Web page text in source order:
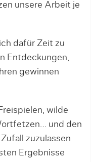
unsere Arbeit je
dafür Zeit zu
Entdeckungen,
gewinnen
wilde
und den
zuzulassen
Ergebnisse